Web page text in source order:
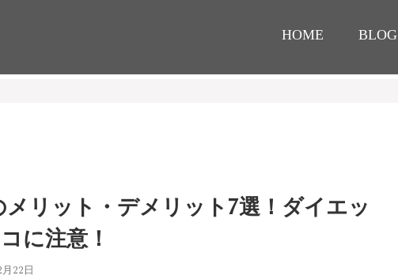
HOME BLOG
リット・デメリット7選！ダイエッ
に注意！
22日